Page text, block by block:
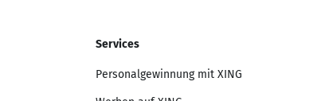
Services
Personalgewinnung mit XING